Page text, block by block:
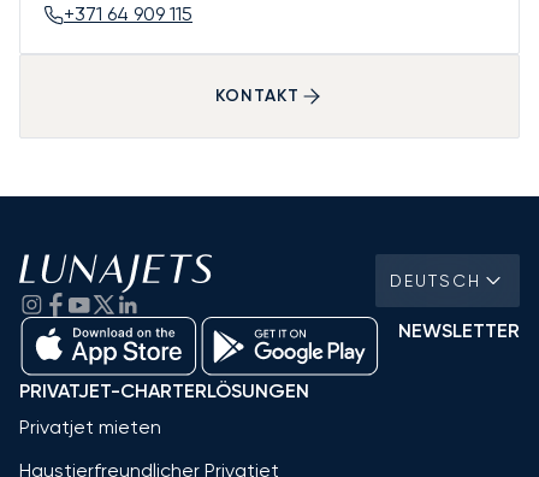
+371 64 909 115
KONTAKT
DEUTSCH
NEWSLETTER
PRIVATJET-CHARTERLÖSUNGEN
Privatjet mieten
Haustierfreundlicher Privatjet